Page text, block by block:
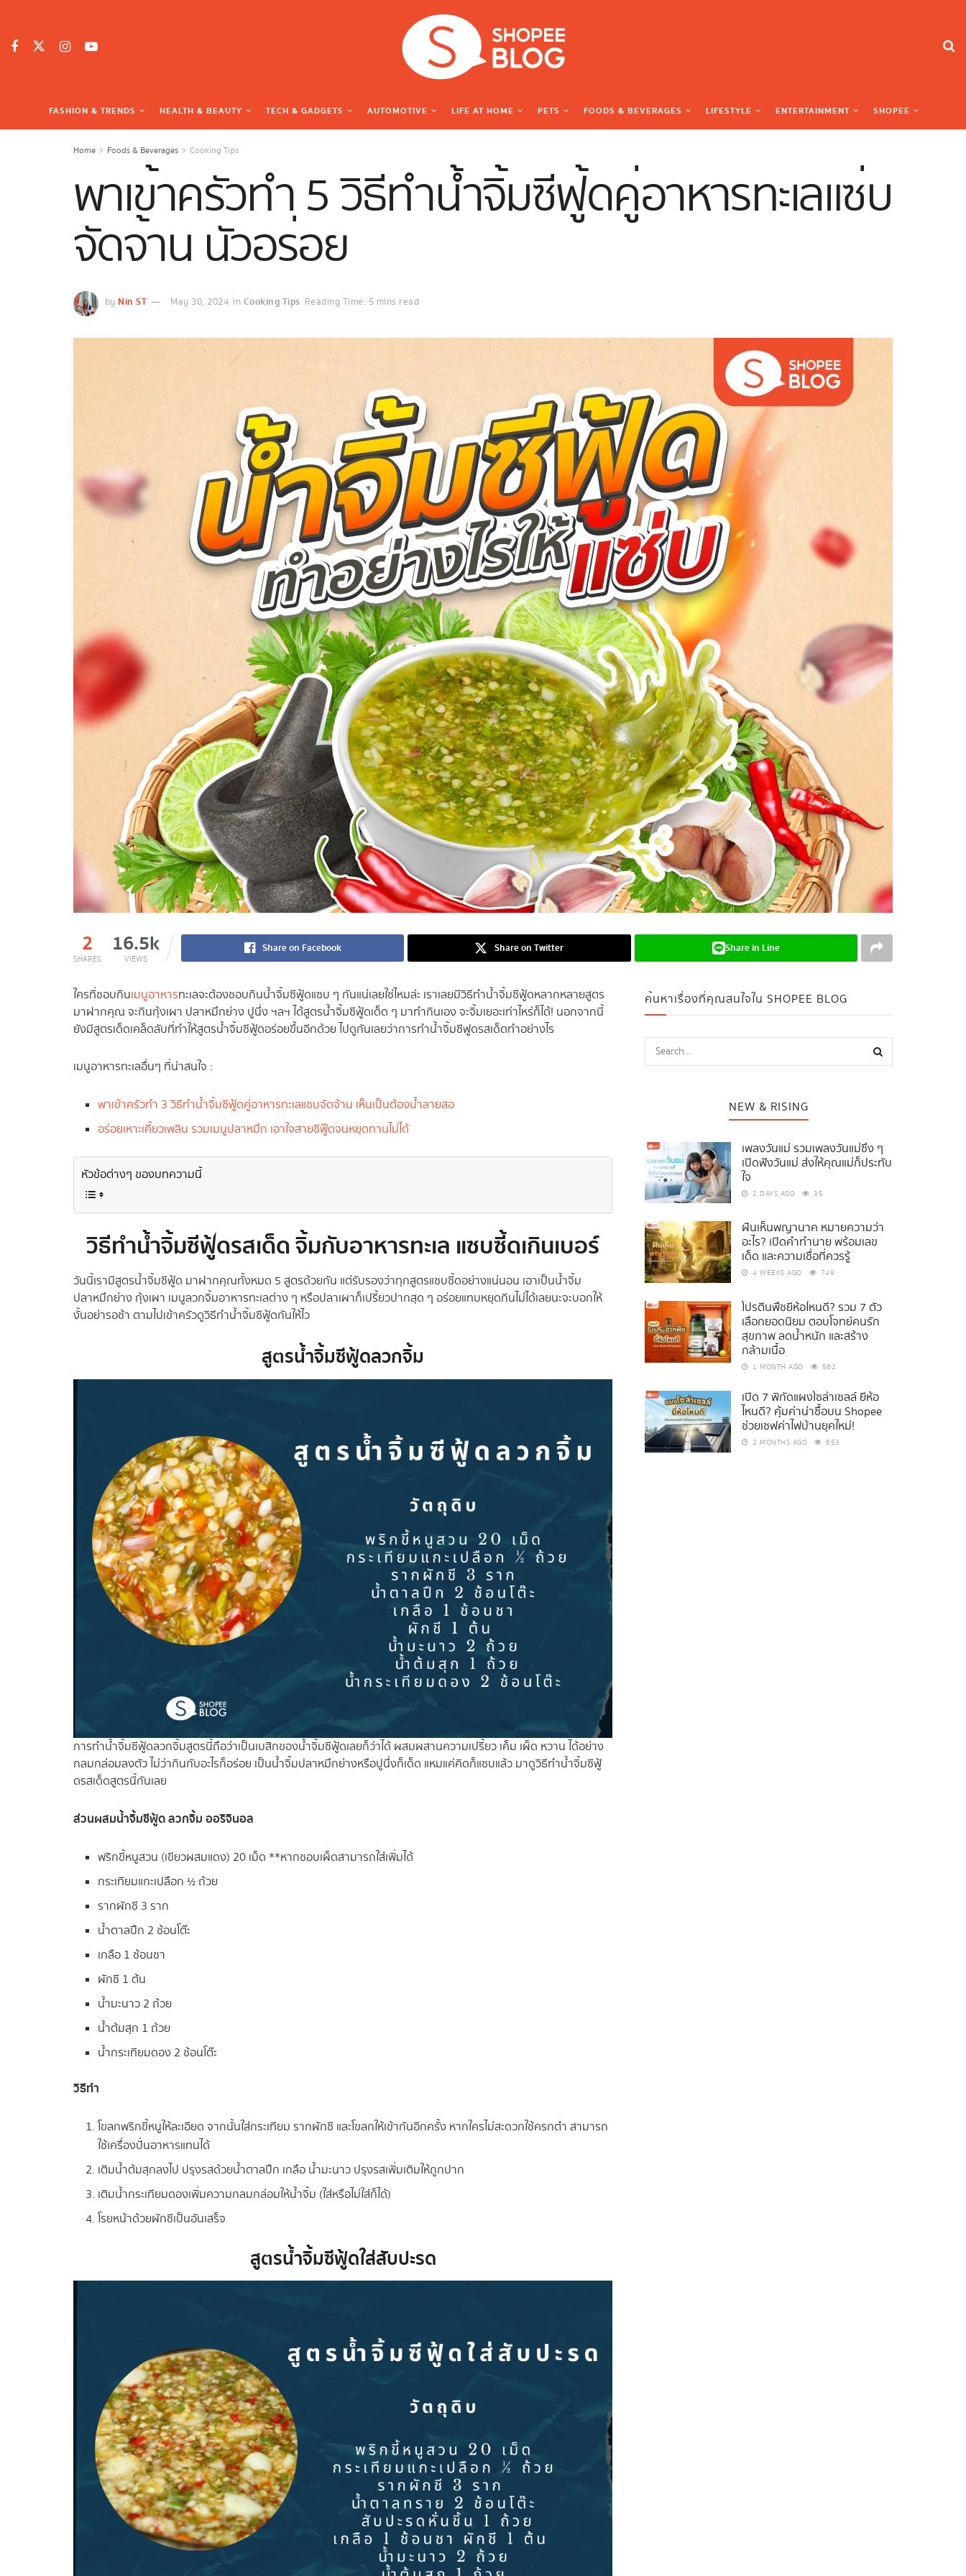
FASHION & TRENDS HEALTH & BEAUTY TECH & GADGETS AUTOMOTIVE LIFE AT HOME PETS FOODS & BEVERAGES LIFESTYLE ENTERTAINMENT SHOPEE
Home Foods & Beverages Cooking Tips
พาเข้าครัวทำ 5 วิธีทำน้ำจิ้มซีฟู้ดคู่อาหารทะเลแซ่บ
จัดจ้าน นัวอร่อย
by Nin ST May 30, 2024 in Cooking Tips Reading Time: 5 mins read
2
SHARES
16.5k
VIEWS
Share on Facebook Share on Twitter Share in Line
ใครที่ชอบกินเมนูอาหารทะเลจะต้องชอบกินน้ำจิ้มซีฟู้ดแซบ ๆ กันแน่เลยใช่ไหมล่ะ เราเลยมีวิธีทำน้ำจิ้มซีฟู้ดหลากหลายสูตร
มาฝากคุณ จะกินกุ้งเผา ปลาหมึกย่าง ปูนึ่ง ฯลฯ ได้สูตรน้ำจิ้มซีฟู้ดเด็ด ๆ มาทำกินเอง จะจิ้มเยอะเท่าไหร่ก็ได้! นอกจากนี้
ยังมีสูตรเด็ดเคล็ดลับที่ทำให้สูตรน้ำจิ้มซีฟู้ดอร่อยขึ้นอีกด้วย ไปดูกันเลยว่าการทําน้ำจิ้มซีฟูดรสเด็ดทำอย่างไร
เมนูอาหารทะเลอื่นๆ ที่น่าสนใจ :
พาเข้าครัวทำ 3 วิธีทำน้ำจิ้มซีฟู้ดคู่อาหารทะเลแซบจัดจ้าน เห็นเป็นต้องน้ำลายสอ
อร่อยเหาะเคี้ยวเพลิน รวมเมนูปลาหมึก เอาใจสายซีฟู๊ดจนหยุดทานไม่ได้
หัวข้อต่างๆ ของบทความนี้
วิธีทําน้ำจิ้มซีฟู้ดรสเด็ด จิ้มกับอาหารทะเล แซบซี้ดเกินเบอร์
วันนี้เรามีสูตรน้ำจิ้มซีฟู้ด มาฝากคุณทั้งหมด 5 สูตรด้วยกัน แต่รับรองว่าทุกสูตรแซบซี้ดอย่างแน่นอน เอาเป็นน้ำจิ้ม
ปลาหมึกย่าง กุ้งเผา เมนูลวกจิ้มอาหารทะเลต่าง ๆ หรือปลาเผาก็เปรี้ยวปากสุด ๆ อร่อยแทบหยุดกินไม่ได้เลยนะจะบอกให้
งั้นอย่ารอช้า ตามไปเข้าครัวดูวิธีทำน้ำจิ้มซีฟู้ดกันให้ไว
สูตรน้ำจิ้มซีฟู้ดลวกจิ้ม
การทำน้ำจิ้มซีฟู้ดลวกจิ้มสูตรนี้ถือว่าเป็นเบสิกของน้ำจิ้มซีฟู้ดเลยก็ว่าได้ ผสมผสานความเปรี้ยว เค็ม เผ็ด หวาน ได้อย่าง
กลมกล่อมลงตัว ไม่ว่ากินกับอะไรก็อร่อย เป็นน้ำจิ้มปลาหมึกย่างหรือปูนึ่งก็เด็ด แหมแค่คิดก็แซบแล้ว มาดูวิธีทำน้ำจิ้มซีฟู้
ดรสเด็ดสูตรนี้กันเลย
ส่วนผสมน้ำจิ้มซีฟู้ดลวกจิ้ม ออริจินอล
พริกขี้หนูสวน (เขียวผสมแดง) 20 เม็ด **หากชอบเผ็ดสามารถใส่เพิ่มได้
กระเทียมแกะเปลือก ½ ถ้วย
รากผักชี 3 ราก
น้ำตาลปึก 2 ช้อนโต๊ะ
เกลือ 1 ช้อนชา
ผักชี 1 ต้น
น้ำมะนาว 2 ถ้วย
น้ำต้มสุก 1 ถ้วย
น้ำกระเทียมดอง 2 ช้อนโต๊ะ
วิธีทำ
โขลกพริกขี้หนูให้ละเอียด จากนั้นใส่กระเทียม รากผักชี และโขลกให้เข้ากันอีกครั้ง หากใครไม่สะดวกใช้ครกตำ สามารถ
ใช้เครื่องปั่นอาหารแทนได้
เติมน้ำต้มสุกลงไป ปรุงรสด้วยน้ำตาลปึก เกลือ น้ำมะนาว ปรุงรสเพิ่มเติมให้ถูกปาก
เติมน้ำกระเทียมดองเพิ่มความกลมกล่อมให้น้ำจิ้ม (ใส่หรือไม่ใส่ก็ได้)
โรยหน้าด้วยผักชีเป็นอันเสร็จ
สูตรน้ำจิ้มซีฟู้ดใส่สับปะรด
ค้นหาเรื่องที่คุณสนใจใน SHOPEE BLOG
NEW & RISING
เพลงวันแม่ รวมเพลงวันแม่ซึ้ง ๆ
เปิดฟังวันแม่ ส่งให้คุณแม่ก็ประทับ
ใจ
2 DAYS AGO 35
ฝันเห็นพญานาค หมายความว่า
อะไร? เปิดคำทำนาย พร้อมเลข
เด็ด และความเชื่อที่ควรรู้
4 WEEKS AGO 749
โปรตีนพืชยี่ห้อไหนดี? รวม 7 ตัว
เลือกยอดนิยม ตอบโจทย์คนรัก
สุขภาพ ลดน้ำหนัก และสร้าง
กล้ามเนื้อ
1 MONTH AGO 562
เปิด 7 พิกัดแผงโซล่าเซลล์ ยี่ห้อ
ไหนดี? คุ้มค่าน่าซื้อบน Shopee
ช่วยเซฟค่าไฟบ้านยุคใหม่!
2 MONTHS AGO 653